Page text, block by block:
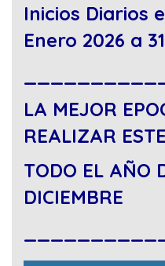
Inicios Diarios
Enero 2026 a
LA MEJOR
REALIZAR
TODO EL AÑO
DICIEMBRE